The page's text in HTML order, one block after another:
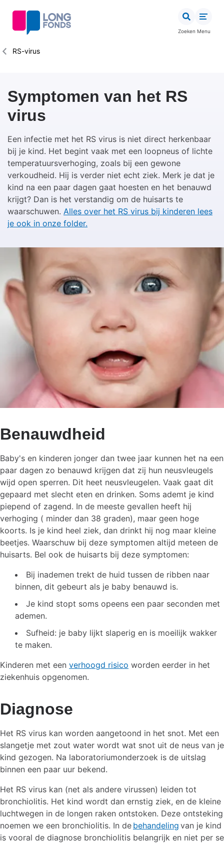
inhoud
Zoeken Menu
Kruimelpad
RS-virus
Symptomen van het RS
virus
Een infectie met het RS virus is niet direct herkenbaar
bij je kind. Het begint vaak met een loopneus of lichte
temperatuursverhoging, zoals bij een gewone
verkoudheid. Hij is verder niet echt ziek. Merk je dat je
kind na een paar dagen gaat hoesten en het benauwd
krijgt? Dan is het verstandig om de huisarts te
waarschuwen. Alles over het RS virus bij kinderen lees
je ook in onze folder.
Benauwdheid
Baby's en kinderen jonger dan twee jaar kunnen het na een
paar dagen zo benauwd krijgen dat zij hun neusvleugels
wijd open sperren. Dit heet neusvleugelen. Vaak gaat dit
gepaard met slecht eten en drinken. Soms ademt je kind
piepend of zagend. In de meeste gevallen heeft hij
verhoging ( minder dan 38 graden), maar geen hoge
koorts. Is je kind heel ziek, dan drinkt hij nog maar kleine
beetjes. Waarschuw bij deze symptomen altijd meteen de
huisarts. Bel ook de huisarts bij deze symptomen:
Bij inademen trekt de huid tussen de ribben naar
binnen, dit gebeurt als je baby benauwd is.
Je kind stopt soms opeens een paar seconden met
ademen.
Sufheid: je baby lijkt slaperig en is moeilijk wakker
te maken.
Kinderen met een verhoogd risico worden eerder in het
ziekenhuis opgenomen.
Diagnose
Het RS virus kan worden aangetoond in het snot. Met een
slangetje met zout water wordt wat snot uit de neus van je
kind gezogen. Na laboratoriumonderzoek is de uitslag
binnen een paar uur bekend.
Het RS virus kan (net als andere virussen) leiden tot
bronchiolitis. Het kind wordt dan ernstig ziek, en de kleine
luchtwegen in de longen raken ontstoken. Deze ontsteking
noemen we een bronchiolitis. In de behandeling van je kind
is vooral de diagnose bronchiolitis belangrijk en niet per se